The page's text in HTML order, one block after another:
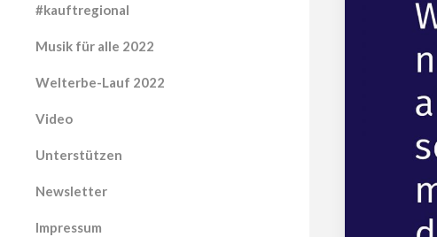
#kauftregional
Musik für alle 2022
Welterbe-Lauf 2022
Video
Unterstützen
Newsletter
Impressum